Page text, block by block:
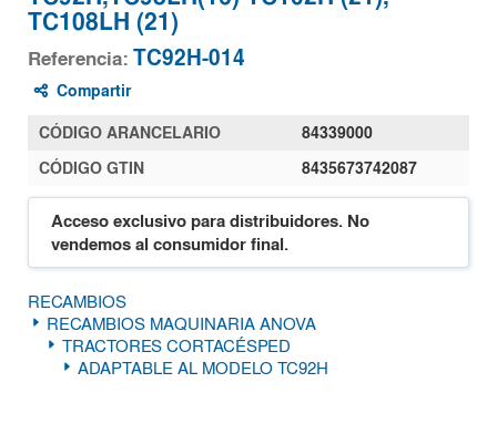
TC108LH (21)
Referencia: TC92H-014
Compartir
CÓDIGO ARANCELARIO
84339000
CÓDIGO GTIN
8435673742087
Acceso exclusivo para distribuidores. No
vendemos al consumidor final.
RECAMBIOS
RECAMBIOS MAQUINARIA ANOVA
TRACTORES CORTACÉSPED
ADAPTABLE AL MODELO TC92H